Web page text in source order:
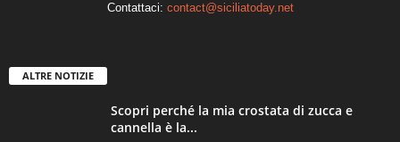
Contattaci: contact@siciliatoday.net
ALTRE NOTIZIE
Scopri perché la mia crostata di zucca e
cannella è la...